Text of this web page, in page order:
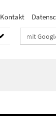
Kontakt